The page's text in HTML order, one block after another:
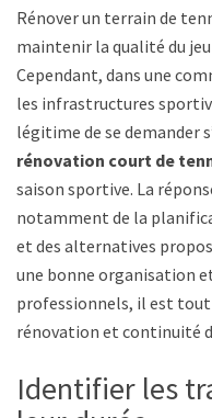
Rénover un terrain de
maintenir la qualité du
Cependant, dans une
les infrastructures
légitime de se demander
rénovation court de
saison sportive. La
notamment de la
et des alternatives
une bonne organisation
professionnels, il est
rénovation et continuité
Identifier les